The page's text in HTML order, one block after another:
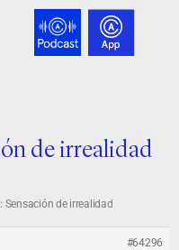
de irrealidad
Sensación de irrealidad
#64296